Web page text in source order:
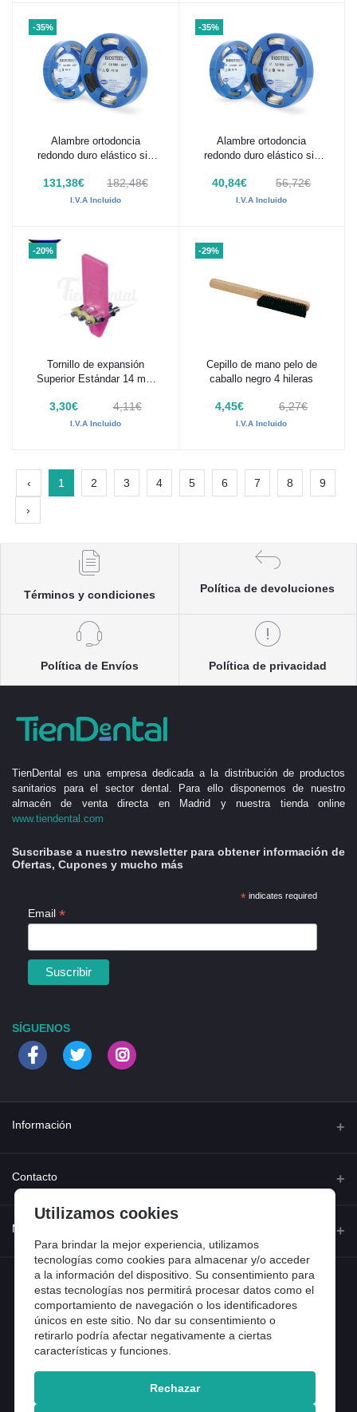
-35%
Añadir al carrito
Alambre ortodoncia
redondo duro elástico sin
131,38€ 182,48€
I.V.A Incluido
-35%
Añadir al carrito
Alambre ortodoncia
redondo duro elástico sin
40,84€ 56,72€
I.V.A Incluido
-20%
Añadir al carrito
Tornillo de expansión
Superior Estándar 14 mm
3,30€ 4,11€
I.V.A Incluido
-29%
Añadir al carrito
Cepillo de mano pelo de
caballo negro 4 hileras
4,45€ 6,27€
I.V.A Incluido
‹ 1 2 3 4 5 6 7 8 9
›
Términos y condiciones
Política de devoluciones
Política de Envíos Política de privacidad
TienDental es una empresa dedicada a la distribución de productos
sanitarios para el sector dental. Para ello disponemos de nuestro
almacén de venta directa en Madrid y nuestra tienda online
www.tiendental.com
Suscribase a nuestro newsletter para obtener información de
Ofertas, Cupones y mucho más
*indicates required
Email *
SÍGUENOS
Información
Quienes somos
Preguntas frecuentes
Entradas de blog
Contacto
Calle Ferraz 42, Madrid
Teléfono
918 13 81 81
Email
info@tiendental.com
Mi cuenta
Iniciar sesión
Historial de pedidos
Mi lista de compra
Copyright 2025 © TienDental productos dentales, S.L..
Utilizamos cookies
Para brindar la mejor experiencia, utilizamos
tecnologías como cookies para almacenar y/o acceder
a la información del dispositivo. Su consentimiento para
estas tecnologías nos permitirá procesar datos como el
comportamiento de navegación o los identificadores
únicos en este sitio. No dar su consentimiento o
retirarlo podría afectar negativamente a ciertas
características y funciones.
Rechazar